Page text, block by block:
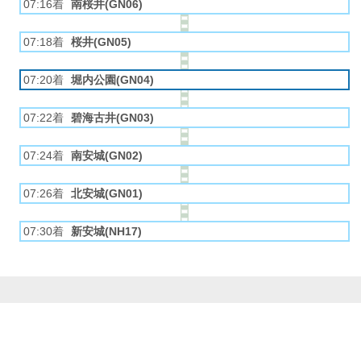
07:16着 南桜井(GN06)
07:18着 桜井(GN05)
07:20着 堀内公園(GN04)
07:22着 碧海古井(GN03)
07:24着 南安城(GN02)
07:26着 北安城(GN01)
07:30着 新安城(NH17)